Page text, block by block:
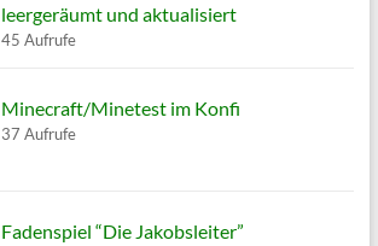
leergeräumt und aktualisiert
45 Aufrufe
Minecraft/Minetest im Konfi
37 Aufrufe
Fadenspiel “Die Jakobsleiter”